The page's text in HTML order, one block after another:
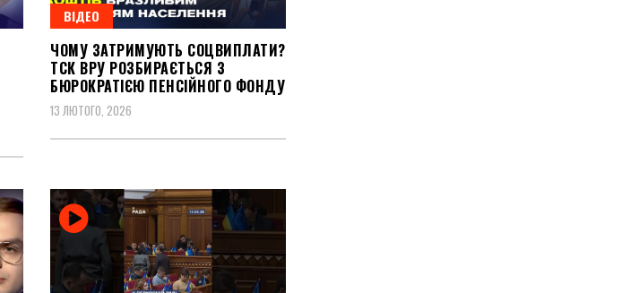
ВІДЕО
ЧОМУ ЗАТРИМУЮТЬ СОЦВИПЛАТИ?
ТСК ВРУ РОЗБИРАЄТЬСЯ З
БЮРОКРАТІЄЮ ПЕНСІЙНОГО ФОНДУ
13 ЛЮТОГО, 2026